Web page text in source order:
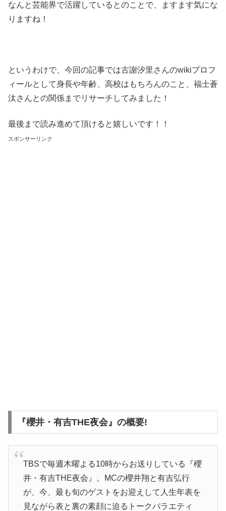
なんと芸能界で活躍しているとのことで、ますます気にな
りますね！
というわけで、今回の記事では古謝汐里さんのwikiプロフ
ィールとして身長や年齢、高校はもちろんのこと、福士蒼
汰さんとの関係までリサーチしてみました！
最後まで読み進めて頂けると嬉しいです！！
スポンサーリンク
『櫻井・有吉THE夜会』の概要!
TBSで毎週木曜よる10時からお送りしている『櫻
井・有吉THE夜会』。MCの櫻井翔と有吉弘行
が、今、最も旬のゲストをお迎えして人生年表を
見ながら表と裏の素顔に迫るトークバラエティ